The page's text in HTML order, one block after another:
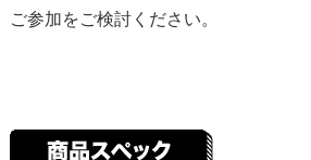
ご参加をご検討ください。